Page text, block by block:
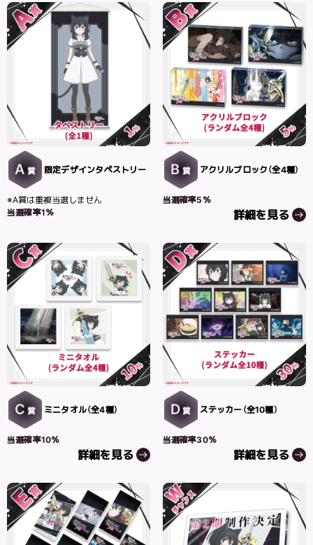
A 賞 限定デザインタペストリー
※A賞は重複当選しません
当選確率1％
B 賞 アクリルブロック（全4種）
当選確率5％
詳細を見る
C 賞 ミニタオル（全4種）
当選確率10％
詳細を見る
D 賞 ステッカー（全10種）
当選確率30％
詳細を見る